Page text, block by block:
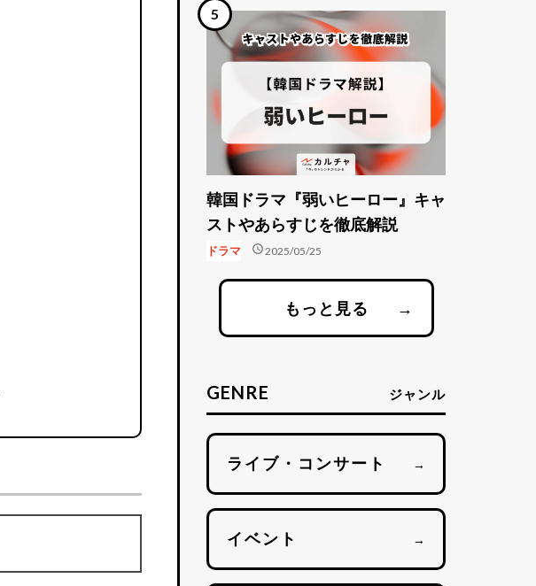
韓国ドラマ『弱いヒーロー』キャ
ストやあらすじを徹底解説
ドラマ schedule2025/05/25
もっと見る →
GENRE ジャンル
ライブ・コンサート →
イベント →